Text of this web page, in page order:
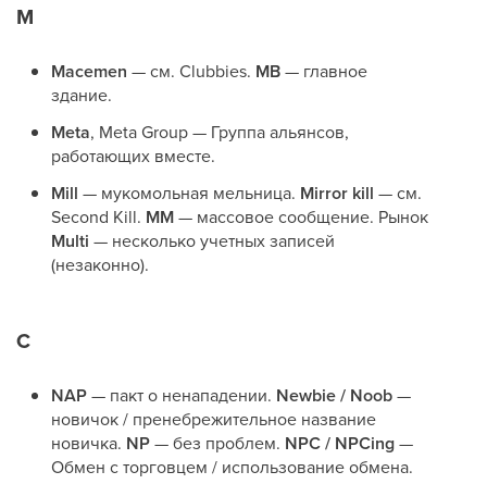
М
Macemen — см. Clubbies. MB— главное
здание.
Meta, Meta Group — Группа альянсов,
работающих вместе.
Mill — мукомольная мельница. Mirror kill — см.
Second Kill. MM— массовое сообщение. Рынок
Multi — несколько учетных записей
(незаконно).
С
NAP— пакт о ненападении. Newbie / Noob—
новичок / пренебрежительное название
новичка. NP— без проблем. NPC / NPCing—
Обмен с торговцем / использование обмена.